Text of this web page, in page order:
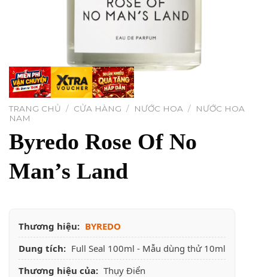
TRANG CHỦ / CỬA HÀNG / NƯỚC HOA /
NƯỚC HOA
NAM
Byredo Rose Of No
Man’s Land
Thương hiệu: BYREDO
Dung tích: Full Seal 100ml - Mẫu dùng thử 10ml
Thương hiệu của: Thụy Điển